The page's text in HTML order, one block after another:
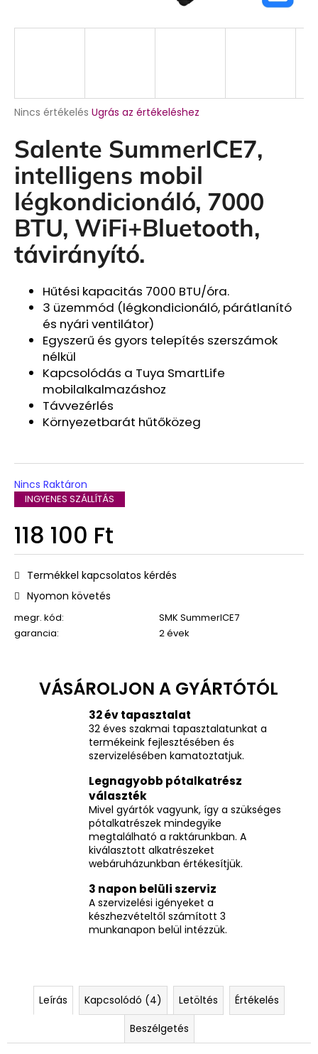
A
átlagos
értékelése
5-
ből
0,0
csillag.
Nincs értékelés Ugrás az értékeléshez
Salente SummerICE7,
intelligens mobil
légkondicionáló, 7000
BTU, WiFi+Bluetooth,
távirányító.
Hűtési kapacitás 7000 BTU/óra.
3 üzemmód (légkondicionáló, párátlanító
és nyári ventilátor)
Egyszerű és gyors telepítés szerszámok
nélkül
Kapcsolódás a Tuya SmartLife
mobilalkalmazáshoz
Távvezérlés
Környezetbarát hűtőközeg
Nincs Raktáron
INGYENES SZÁLLÍTÁS
118 100 Ft
Egységár:
megr. kód:
SMK SummerICE7
garancia: 2 évek
Termékkel kapcsolatos kérdés
Nyomon követés
32 év tapasztalat
32 éves szakmai tapasztalatunkat a
termékeink fejlesztésében és
szervizelésében kamatoztatjuk.
Legnagyobb pótalkatrész
választék
Mivel gyártók vagyunk, így a szükséges
pótalkatrészek mindegyike
megtalálható a raktárunkban. A
kiválasztott alkatrészeket
webáruházunkban értékesítjük.
3 napon belüli szerviz
A szervizelési igényeket a
készhezvételtől számított 3
munkanapon belül intézzük.
Leírás Kapcsolódó (4) Letöltés
Értékelés
Beszélgetés